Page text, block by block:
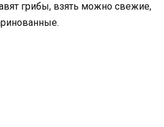
грибы, взять можно свежие,